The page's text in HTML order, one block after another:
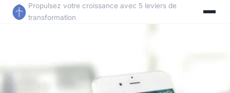
Propulsez votre croissance avec 5 leviers de
transformation